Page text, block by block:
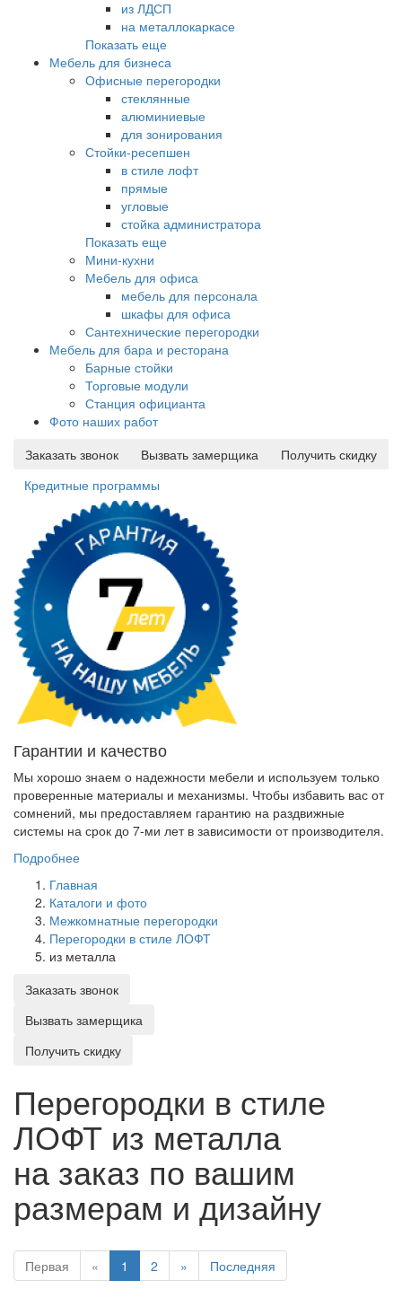
из ЛДСП
на металлокаркасе
Показать еще
Мебель для бизнеса
Офисные перегородки
стеклянные
алюминиевые
для зонирования
Стойки-ресепшен
в стиле лофт
прямые
угловые
стойка администратора
Показать еще
Мини-кухни
Мебель для офиса
мебель для персонала
шкафы для офиса
Сантехнические перегородки
Мебель для бара и ресторана
Барные стойки
Торговые модули
Станция официанта
Фото наших работ
Заказать звонок
Вызвать замерщика
Получить скидку
Кредитные программы
Гарантии и качество
Мы хорошо знаем о надежности мебели и используем только
проверенные материалы и механизмы. Чтобы избавить вас от
сомнений, мы предоставляем гарантию на раздвижные
системы на срок до 7-ми лет в зависимости от производителя.
Подробнее
Главная
Каталоги и фото
Межкомнатные перегородки
Перегородки в стиле ЛОФТ
из металла
Заказать звонок
Вызвать замерщика
Получить скидку
Перегородки в стиле
ЛОФТ из металла
на заказ по вашим
размерам и дизайну
Первая « 1 2 » Последняя